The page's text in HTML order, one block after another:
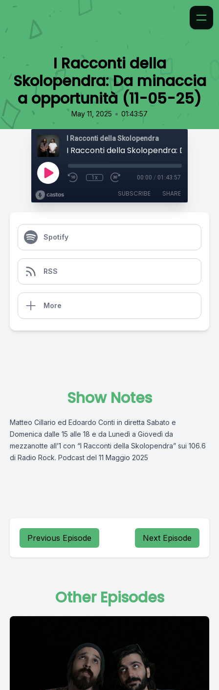
I Racconti della
Skolopendra: Da minaccia
a opportunità (11-05-25)
May 11, 2025 • 01:43:57
I Racconti della Skolopendra
1x 00:00 / 01:43:57
SUBSCRIBE SHARE
Spotify
RSS
More
Show Notes
Matteo Cillario ed Edoardo Conti in diretta Sabato e
Domenica dalle 15 alle 18 e da Lunedì a Giovedì da
mezzanotte all’1 con “I Racconti della Skolopendra” sui 106.6
di Radio Rock. Podcast del 11 Maggio 2025
Previous Episode Next Episode
Other Episodes